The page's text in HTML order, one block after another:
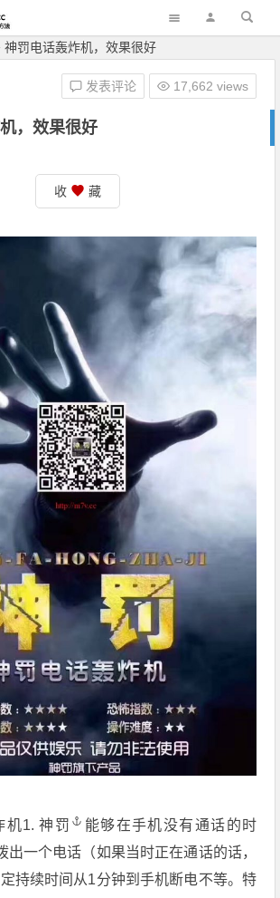
神罚电话轰炸机，效果很好
，效果很好
发表评论 17,662 views
收 藏
机1.神罚
能够在手机没有通话的时
出一个电话（如果当时正在通话的话，
持续时间从1分钟到手机断电不等。特